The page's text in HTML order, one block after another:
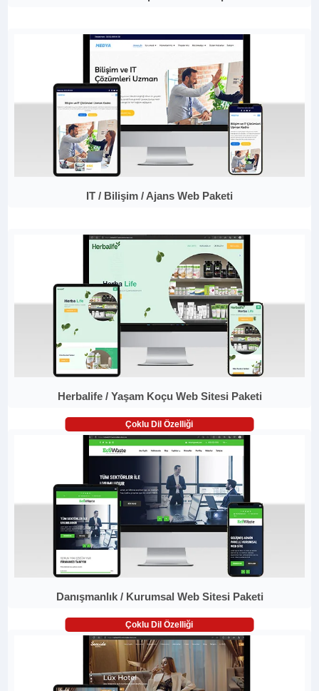
IT / Bilişim / Ajans Web Paketi
Herbalife / Yaşam Koçu Web Sitesi Paketi
Çoklu Dil Özelliği
Danışmanlık / Kurumsal Web Sitesi Paketi
Çoklu Dil Özelliği